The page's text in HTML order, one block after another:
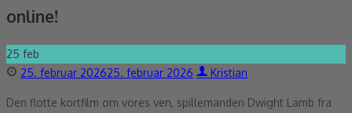
online!
25 feb
Posted
25. februar 202625. februar 2026 AuthorKristian
Den flotte kortfilm om vores ven, spillemanden Dwight Lamb fra